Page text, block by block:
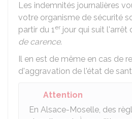
Les indemnités journalières
votre organisme de sécurité
partir du 1er jour qui suit l'arrêt
de carence.
Il en est de même en cas de
d'aggravation de l'état de
Attention
En Alsace-Moselle, des